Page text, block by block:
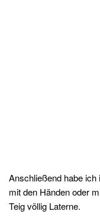
Anschließend habe
mit den Händen oder
Teig völlig Laterne.